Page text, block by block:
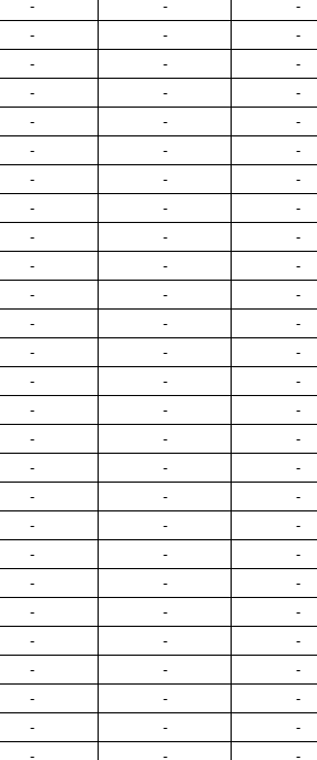
- -
-
- -
-
- -
-
- -
-
- -
-
- -
-
- -
-
- -
-
- -
-
- -
-
- -
-
- -
-
- -
-
- -
-
- -
-
- -
-
- -
-
- -
-
- -
-
- -
-
- -
-
- -
-
- -
-
- -
-
- -
-
- -
-
- -
-